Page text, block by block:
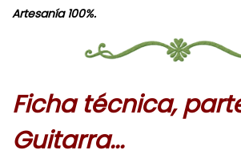
Artesanía 100%.
Ficha técnica,
Guitarra...